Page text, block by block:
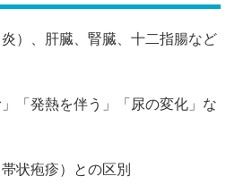
）、肝臓、腎臓、十二指腸など
」「発熱を伴う」「尿の変化」な
状疱疹）との区別